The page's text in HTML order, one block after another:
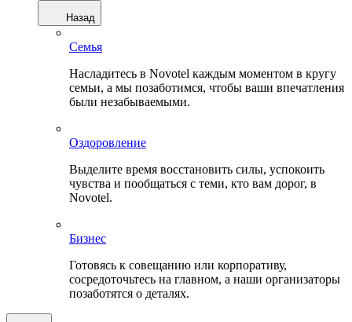
Назад
Семья
Насладитесь в Novotel каждым моментом в кругу
семьи, а мы позаботимся, чтобы ваши впечатления
были незабываемыми.
Оздоровление
Выделите время восстановить силы, успокоить
чувства и пообщаться с теми, кто вам дорог, в
Novotel.
Бизнес
Готовясь к совещанию или корпоративу,
сосредоточьтесь на главном, а наши организаторы
позаботятся о деталях.